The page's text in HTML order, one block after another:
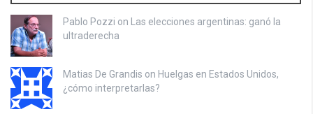
Pablo Pozzi on
Las elecciones argentinas: ganó la
ultraderecha
Matias De Grandis on Huelgas en Estados Unidos,
¿cómo interpretarlas?